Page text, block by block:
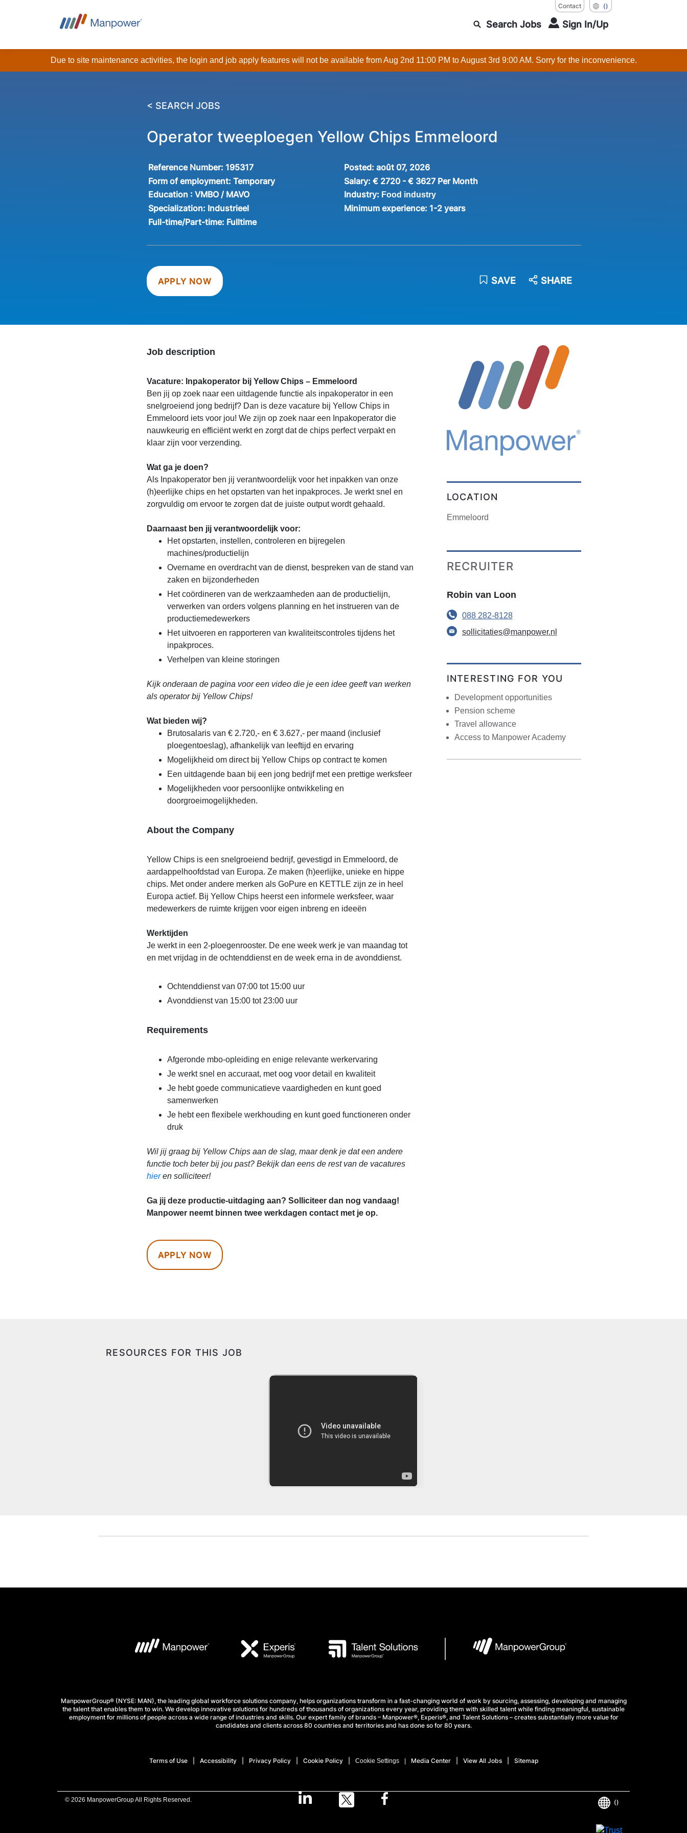
Contact ()
Search Jobs Sign In/Up
Due to site maintenance activities, the login and job apply features will not be available from Aug 2nd 11:00 PM to August 3rd 9:00 AM. Sorry for the inconvenience.
< SEARCH JOBS
Operator tweeploegen Yellow Chips Emmeloord
Reference Number: 195317 Posted: août 07, 2026
Form of employment:Temporary Salary: € 2720 - € 3627 Per Month
Education : VMBO / MAVO Industry: Food industry
Specialization: Industrieel Minimum experience: 1-2 years
Full-time/Part-time: Fulltime
APPLY NOW SAVE SHARE
Job description
Vacature: Inpakoperator bij Yellow Chips – Emmeloord
Ben jij op zoek naar een uitdagende functie als inpakoperator in een
snelgroeiend jong bedrijf? Dan is deze vacature bij Yellow Chips in
Emmeloord iets voor jou! We zijn op zoek naar een Inpakoperator die
nauwkeurig en efficiënt werkt en zorgt dat de chips perfect verpakt en
klaar zijn voor verzending.
Wat ga je doen?
Als Inpakoperator ben jij verantwoordelijk voor het inpakken van onze
(h)eerlijke chips en het opstarten van het inpakproces. Je werkt snel en
zorgvuldig om ervoor te zorgen dat de juiste output wordt gehaald.
Daarnaast ben jij verantwoordelijk voor:
Het opstarten, instellen, controleren en bijregelen
machines/productielijn
Overname en overdracht van de dienst, bespreken van de stand van
zaken en bijzonderheden
Het coördineren van de werkzaamheden aan de productielijn,
verwerken van orders volgens planning en het instrueren van de
productiemedewerkers
Het uitvoeren en rapporteren van kwaliteitscontroles tijdens het
inpakproces.
Verhelpen van kleine storingen
Kijk onderaan de pagina voor een video die je een idee geeft van werken
als operator bij Yellow Chips!
Wat bieden wij?
Brutosalaris van € 2.720,- en € 3.627,- per maand (inclusief
ploegentoeslag), afhankelijk van leeftijd en ervaring
Mogelijkheid om direct bij Yellow Chips op contract te komen
Een uitdagende baan bij een jong bedrijf met een prettige werksfeer
Mogelijkheden voor persoonlijke ontwikkeling en
doorgroeimogelijkheden.
About the Company
Yellow Chips is een snelgroeiend bedrijf, gevestigd in Emmeloord, de
aardappelhoofdstad van Europa. Ze maken (h)eerlijke, unieke en hippe
chips. Met onder andere merken als GoPure en KETTLE zijn ze in heel
Europa actief. Bij Yellow Chips heerst een informele werksfeer, waar
medewerkers de ruimte krijgen voor eigen inbreng en ideeën
Werktijden
Je werkt in een 2-ploegenrooster. De ene week werk je van maandag tot
en met vrijdag in de ochtenddienst en de week erna in de avonddienst.
Ochtenddienst van 07:00 tot 15:00 uur
Avonddienst van 15:00 tot 23:00 uur
Requirements
Afgeronde mbo-opleiding en enige relevante werkervaring
Je werkt snel en accuraat, met oog voor detail en kwaliteit
Je hebt goede communicatieve vaardigheden en kunt goed
samenwerken
Je hebt een flexibele werkhouding en kunt goed functioneren onder
druk
Wil jij graag bij Yellow Chips aan de slag, maar denk je dat een andere
functie toch beter bij jou past? Bekijk dan eens de rest van de vacatures
hieren solliciteer!
Ga jij deze productie-uitdaging aan? Solliciteer dan nog vandaag!
Manpower neemt binnen twee werkdagen contact met je op.
APPLY NOW
LOCATION
Emmeloord
RECRUITER
Robin van Loon
088 282-8128
sollicitaties@manpower.nl
INTERESTING FOR YOU
Development opportunities
Pension scheme
Travel allowance
Access to Manpower Academy
RESOURCES FOR THIS JOB
ManpowerGroup® (NYSE: MAN), the leading global workforce solutions company, helps organizations transform in a fast-changing world of work by sourcing, assessing, developing and managing
the talent that enables them to win. We develop innovative solutions for hundreds of thousands of organizations every year, providing them with skilled talent while finding meaningful, sustainable
employment for millions of people across a wide range of industries and skills. Our expert family of brands – Manpower®, Experis®, and Talent Solutions – creates substantially more value for
candidates and clients across 80 countries and territories and has done so for 80 years.
Terms of Use Accessibility Privacy Policy Cookie Policy Cookie Settings Media Center View All Jobs Sitemap
© 2026 ManpowerGroup All Rights Reserved. ()